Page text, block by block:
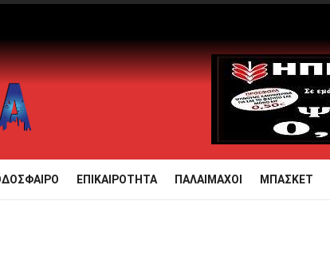
ΕΠΙΚΑΙΡΟΤΗΤΑ ΠΑΛΑΙΜΑΧΟΙ ΜΠΑΣΚΕΤ